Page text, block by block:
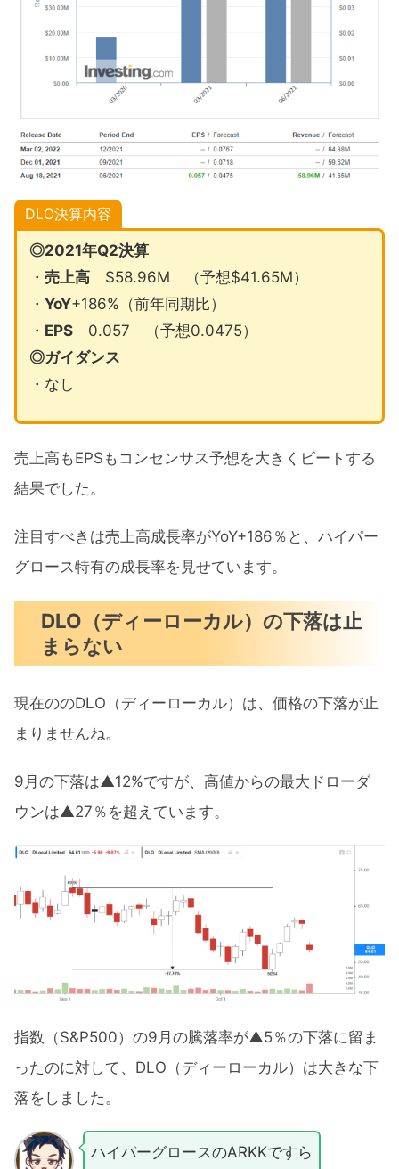
DLO決算内容
◎2021年Q2決算
・ 売上高$58.96M （予想$41.65M）
・ YoY+186%（前年同期比）
・ EPS0.057 （予想0.0475）
◎ガイダンス
・なし
売上高もEPSもコンセンサス予想を大きくビートする
結果でした。
注目すべきは売上高成長率がYoY+186％と、ハイパー
グロース特有の成長率を見せています。
DLO（ディーローカル）の下落は止
まらない
現在ののDLO（ディーローカル）は、価格の下落が止
まりませんね。
9月の下落は▲12%ですが、高値からの最大ドローダ
ウンは▲27％を超えています。
指数（S&P500）の9月の騰落率が▲5％の下落に留ま
ったのに対して、DLO（ディーローカル）は大きな下
落をしました。
ハイパーグロースのARKKですら